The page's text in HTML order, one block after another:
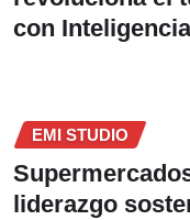
con
EMI STUDIO
liderazgo